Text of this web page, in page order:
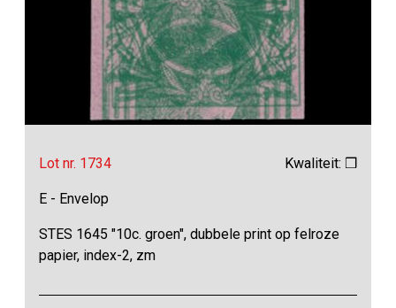
Lot nr. 1734 Kwaliteit: ❒
E - Envelop
STES 1645 "10c. groen", dubbele print op felroze
papier, index-2, zm